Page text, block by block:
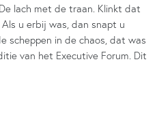
lach met de traan. Klinkt dat
u erbij was, dan snapt u
scheppen in de chaos, dat was
van het Executive Forum. Dit